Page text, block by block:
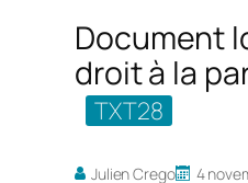
Document
droit à la
TXT28
Julien Crego 4